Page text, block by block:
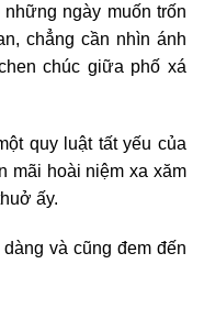
ngày muốn trốn
chẳng cần nhìn ánh
chúc giữa phố xá
quy luật tất yếu của
mãi hoài niệm xa xăm
ấy.
và cũng đem đến